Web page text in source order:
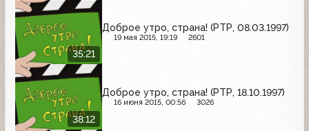
35:21
Доброе утро, страна! (РТР, 08.03.1997)
19 мая 2015, 19:19 2601
38:12
Доброе утро, страна! (РТР, 18.10.1997)
16 июня 2015, 00:56 3026